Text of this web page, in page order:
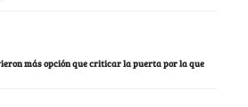
más opción que criticar la puerta por la que